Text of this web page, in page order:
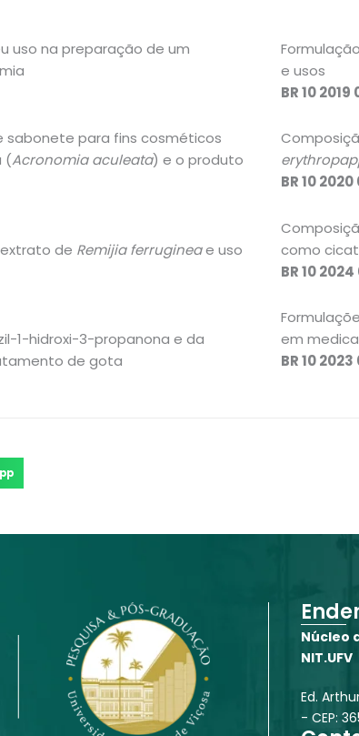
uso na preparação de um
sabonete para fins cosméticos
(Acronomia aculeata) e o produto
de Remijia ferrugineae uso
1-hidroxi-3-propanona e da
de gota
e usos
BR 10
BR 10
como
BR 10
em
BR 10
Núcleo
NIT.UFV
Ed.
- CEP: